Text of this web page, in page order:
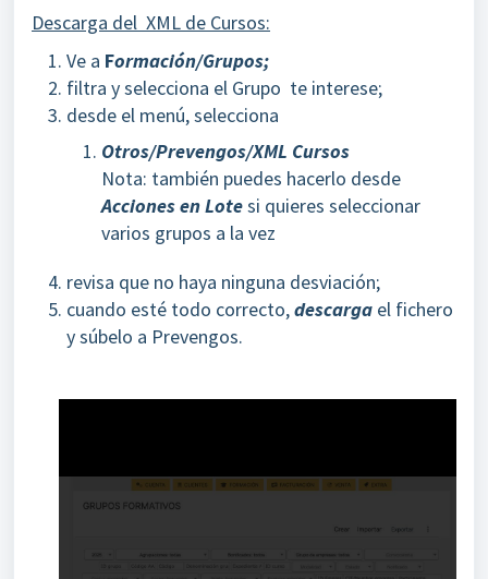
Descarga del XML de Cursos:
Ve a Formación/Grupos;
filtra y selecciona el Grupo te interese;
desde el menú, selecciona
Otros/Prevengos/XML Cursos
Nota: también puedes hacerlo desde
Acciones en Lotesi quieres seleccionar
varios grupos a la vez
revisa que no haya ninguna desviación;
cuando esté todo correcto,descarga el fichero
y súbelo a Prevengos.